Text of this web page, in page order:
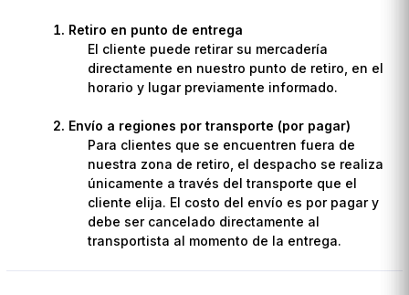
Retiro en punto de entrega
El cliente puede retirar su mercadería
directamente en nuestro punto de retiro, en el
horario y lugar previamente informado.
Envío a regiones por transporte (por pagar)
Para clientes que se encuentren fuera de
nuestra zona de retiro, el despacho se realiza
únicamente a través del transporte que el
cliente elija. El costo del envío es por pagar y
debe ser cancelado directamente al
transportista al momento de la entrega.